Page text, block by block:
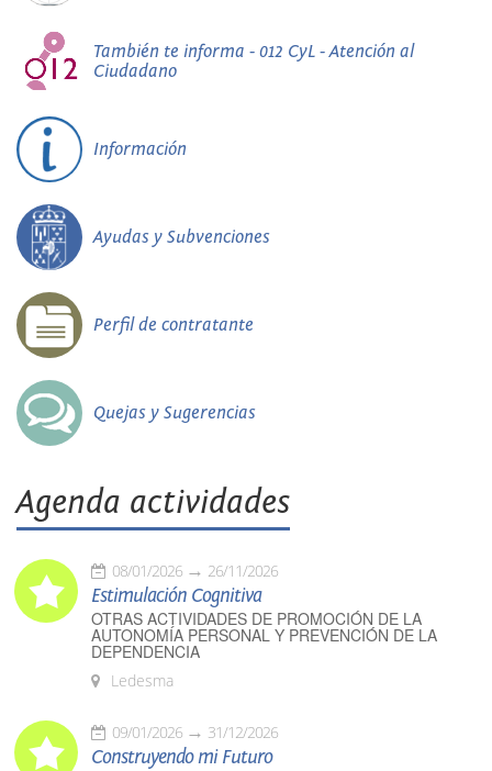
También te informa - 012 CyL - Atención al
Ciudadano
Información
Ayudas y Subvenciones
Perfil de contratante
Quejas y Sugerencias
Agenda actividades
08/01/2026 26/11/2026
Estimulación Cognitiva
OTRAS ACTIVIDADES DE PROMOCIÓN DE LA
AUTONOMÍA PERSONAL Y PREVENCIÓN DE LA
DEPENDENCIA
Ledesma
09/01/2026 31/12/2026
Construyendo mi Futuro